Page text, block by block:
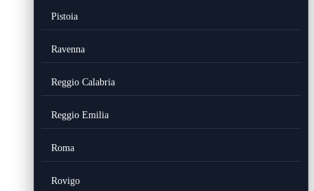
Pistoia
Ravenna
Reggio Calabria
Reggio Emilia
Roma
Rovigo